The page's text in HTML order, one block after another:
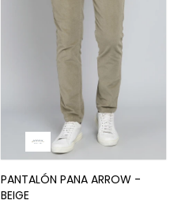
PANTALÓN PANA ARROW -
BEIGE